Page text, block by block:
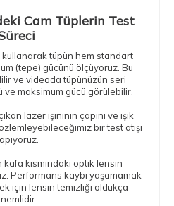
Cam Tüplerin Test
tüpün hem standart
(tepe) gücünü ölçüyoruz. Bu
ve videoda tüpünüzün seri
ve maksimum gücü görülebilir.
lazer ışınının çapını ve ışık
bir test atışı
kısmındaki optik lensin
Performans kaybı yaşamamak
için lensin temizliği oldukça